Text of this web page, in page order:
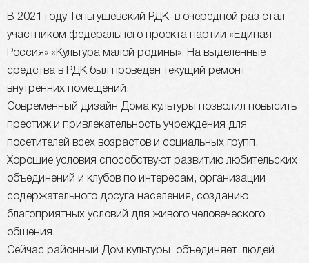
В 2021 году Теньгушевский РДК в очередной раз стал
участником федерального проекта партии «Единая
Россия» «Культура малой родины». На выделенные
средства в РДК был проведен текущий ремонт
внутренних помещений.
Современный дизайн Дома культуры позволил повысить
престиж и привлекательность учреждения для
посетителей всех возрастов и социальных групп.
Хорошие условия способствуют развитию любительских
объединений и клубов по интересам, организации
содержательного досуга населения, созданию
благоприятных условий для живого человеческого
общения.
Сейчас районный Дом культуры объединяет людей